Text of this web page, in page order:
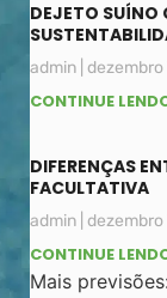
DEJETO SUÍNO
admin dezembro
CONTINUE
DIFERENÇAS
FACULTATIVA
admin dezembro
CONTINUE
Mais previsões: